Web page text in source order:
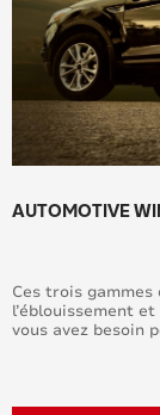
AUTOMOTIVE
Ces trois
l’éblouissement
vous avez besoin